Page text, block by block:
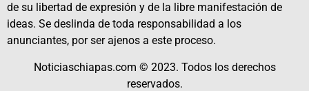
de su libertad de expresión y de la libre manifestación de
ideas. Se deslinda de toda responsabilidad a los
anunciantes, por ser ajenos a este proceso.
Noticiaschiapas.com © 2023. Todos los derechos
reservados.